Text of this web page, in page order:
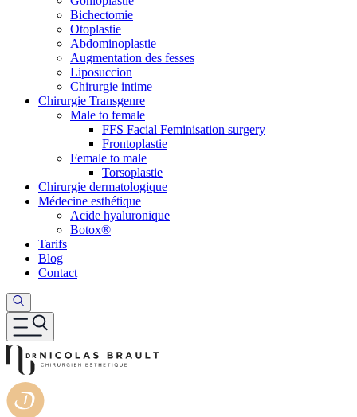
Bichectomie
Otoplastie
Abdominoplastie
Augmentation des fesses
Liposuccion
Chirurgie intime
Chirurgie Transgenre
Male to female
FFS Facial Feminisation surgery
Frontoplastie
Female to male
Torsoplastie
Chirurgie dermatologique
Médecine esthétique
Acide hyaluronique
Botox®
Tarifs
Blog
Contact